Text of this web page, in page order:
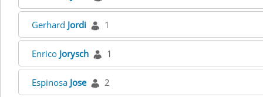
Gerhard Jordi 1
Enrico Jorysch 1
Espinosa Jose 2